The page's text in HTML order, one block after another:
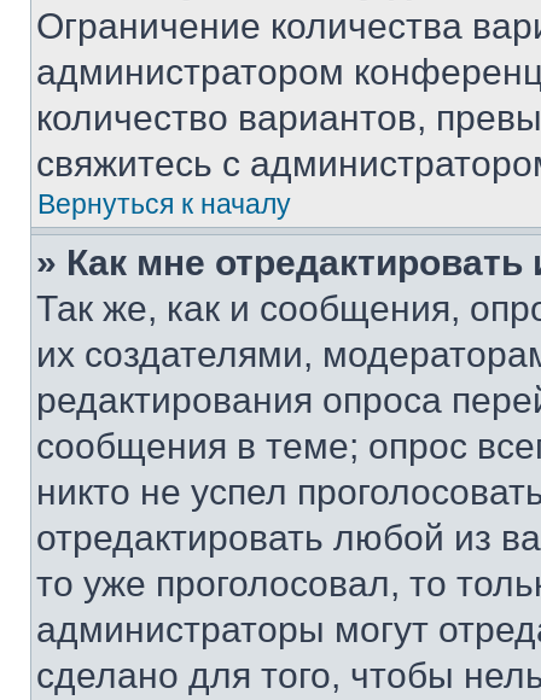
Ограничение количества
администратором
количество вариантов,
свяжитесь с
Вернуться к началу
» Как мне
Так же, как и сообщения,
их создателями,
редактирования опроса
сообщения в теме; опрос
никто не успел
отредактировать любой из
то уже проголосовал, то
администраторы могут
сделано для того, чтобы